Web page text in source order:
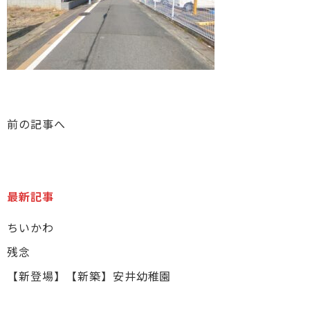
前の記事へ
最新記事
ちいかわ
残念
【新登場】【新築】安井幼稚園